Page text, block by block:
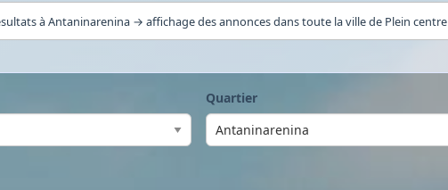
à Antaninarenina → affichage des annonces dans toute la ville de Plein centre
Quartier